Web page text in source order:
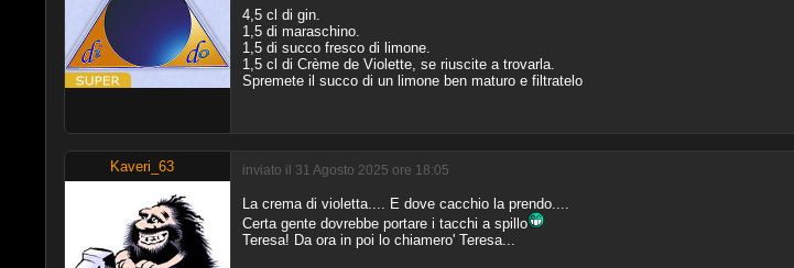
4,5 cl di gin.
1,5 di maraschino.
1,5 di succo fresco di limone.
1,5 cl di Crème de Violette, se riuscite a trovarla.
Spremete il succo di un limone ben maturo e filtratelo
Kaveri_63 inviato il 31 Agosto 2025 ore 18:05
La crema di violetta.... E dove cacchio la prendo....
Certa gente dovrebbe portare i tacchi a spillo
Teresa! Da ora in poi lo chiamero' Teresa...